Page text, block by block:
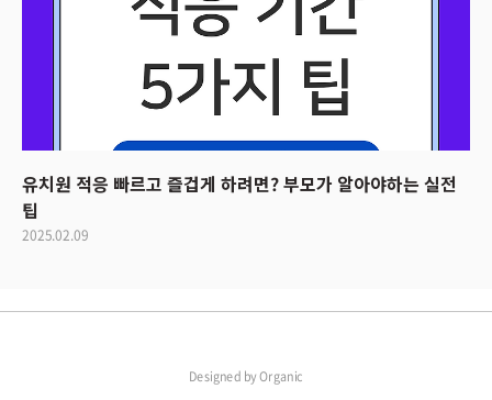
유치원 적응 빠르고 즐겁게 하려면? 부모가 알아야하는 실전
팁
2025.02.09
Designed byOrganic